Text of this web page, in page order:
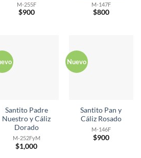
M-255F
$900
M-147F
$800
Santito Padre
Nuestro y Cáliz
Dorado
M-252FyM
$1,000
Nuevo
Santito Pan y
Cáliz Rosado
M-146F
$900